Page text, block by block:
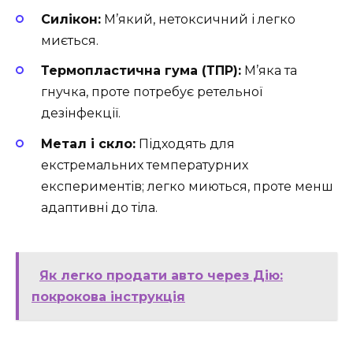
Силікон: М’який, нетоксичний і легко
миється.
Термопластична гума (ТПР): М’яка та
гнучка, проте потребує ретельної
дезінфекції.
Метал і скло: Підходять для
екстремальних температурних
експериментів; легко миються, проте менш
адаптивні до тіла.
Як легко продати авто через Дію:
покрокова інструкція